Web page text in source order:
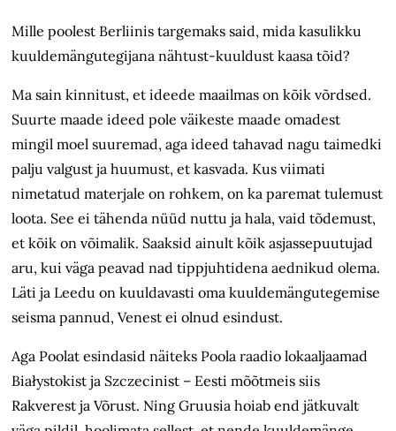
Mille poolest Berliinis targemaks said, mida kasulikku
kuuldemängutegijana nähtust-kuuldust kaasa tõid?
Ma sain kinnitust, et ideede maailmas on kõik võrdsed.
Suurte maade ideed pole väikeste maade omadest
mingil moel suuremad, aga ideed tahavad nagu taimedki
palju valgust ja huumust, et kasvada. Kus viimati
nimetatud materjale on rohkem, on ka paremat tulemust
loota. See ei tähenda nüüd nuttu ja hala, vaid tõdemust,
et kõik on võimalik. Saaksid ainult kõik asjassepuutujad
aru, kui väga peavad nad tippjuhtidena aednikud olema.
Läti ja Leedu on kuuldavasti oma kuuldemängutegemise
seisma pannud, Venest ei olnud esindust.
Aga Poolat esindasid näiteks Poola raadio lokaaljaamad
Białystokist ja Szczecinist – Eesti mõõtmeis siis
Rakverest ja Võrust. Ning Gruusia hoiab end jätkuvalt